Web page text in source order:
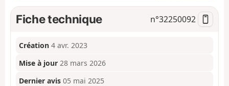
Fiche technique n°32250092
Création 4 avr. 2023
Mise à jour 28 mars 2026
Dernier avis 05 mai 2025